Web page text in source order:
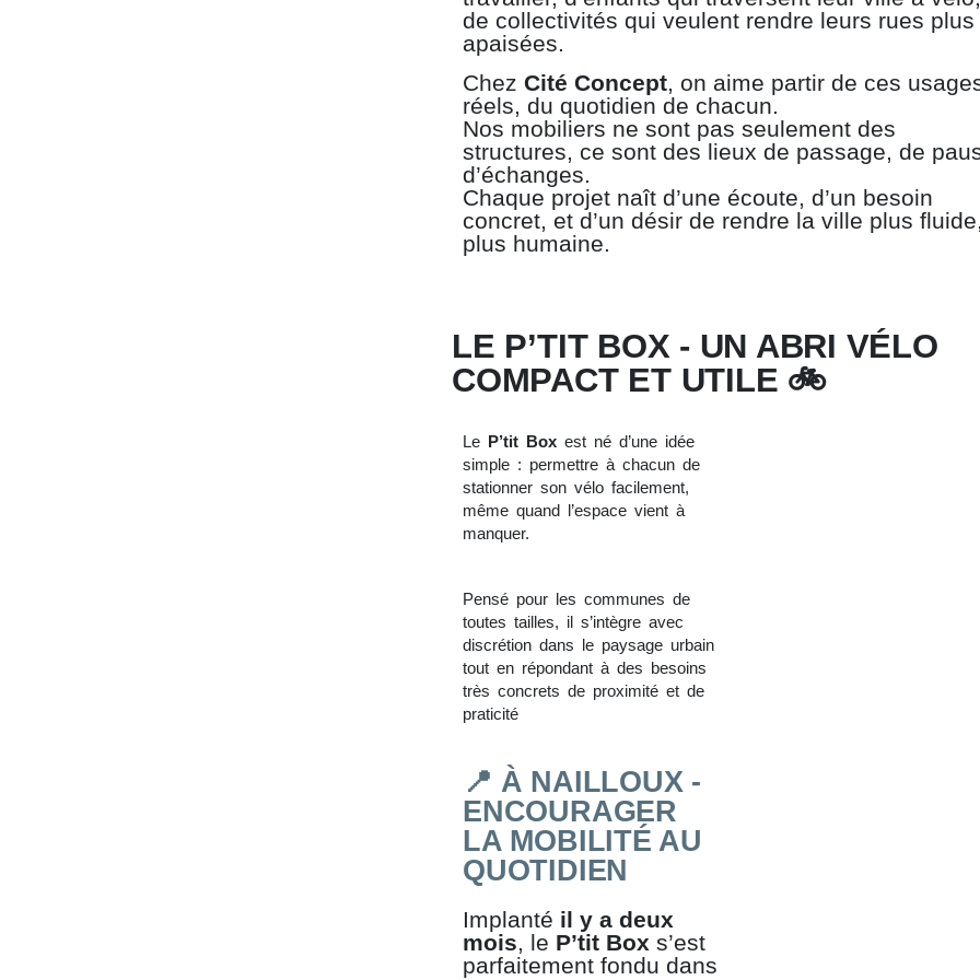
de collectivités qui veulent rendre leurs rues plus
apaisées.
ChezCité Concept, on aime partir de ces
réels, du quotidien de chacun.
Nos mobiliers ne sont pas seulement des
structures, ce sont des lieux de passage, de
d’échanges.
Chaque projet naît d’une écoute, d’un besoin
concret, et d’un désir de rendre la ville plus fluide,
plus humaine.
LE P’TIT BOX - UN ABRI VÉLO
COMPACT ET UTILE 🚲
Le P’tit Box est né d’une idée
simple : permettre à chacun de
stationner son vélo facilement,
même quand l’espace vient à
manquer.
Pensé pour les communes de
toutes tailles, il s’intègre avec
discrétion dans le paysage urbain
tout en répondant à des besoins
très concrets de proximité et de
praticité
📍 À NAILLOUX -
ENCOURAGER
LA MOBILITÉ AU
QUOTIDIEN
Implanté il y a deux
mois, le P’tit Box s’est
parfaitement fondu dans